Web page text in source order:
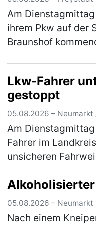
Am
ihrem Pkw auf der
Braunshof
Lkw-Fahrer
gestoppt
05.08.2026 – Neumarkt
Am
Fahrer im
unsicheren
festgestellt, dass
(mehr)
05.08.2026 – Neumarkt
Nach einem